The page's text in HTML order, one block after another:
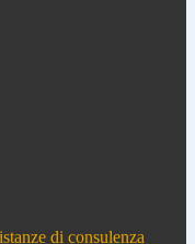
di consulenza